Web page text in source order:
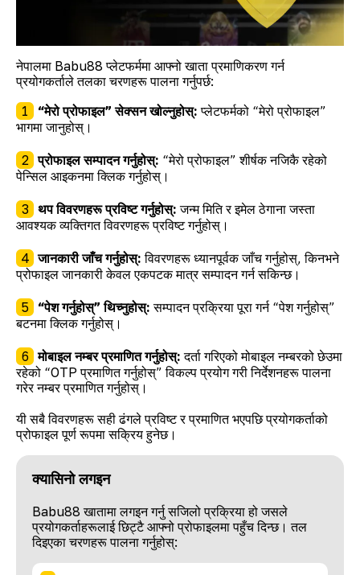
नेपालमा Babu88 प्लेटफर्ममा आफ्नो खाता प्रमाणिकरण गर्न
प्रयोगकर्ताले तलका चरणहरू पालना गर्नुपर्छ:
“मेरो प्रोफाइल” सेक्सन खोल्नुहोस्: प्लेटफर्मको “मेरो प्रोफाइल”
भागमा जानुहोस्।
प्रोफाइल सम्पादन गर्नुहोस्: “मेरो प्रोफाइल” शीर्षक नजिकै रहेको
पेन्सिल आइकनमा क्लिक गर्नुहोस्।
थप विवरणहरू प्रविष्ट गर्नुहोस्: जन्म मिति र इमेल ठेगाना जस्ता
आवश्यक व्यक्तिगत विवरणहरू प्रविष्ट गर्नुहोस्।
जानकारी जाँच गर्नुहोस्: विवरणहरू ध्यानपूर्वक जाँच गर्नुहोस्, किनभने
प्रोफाइल जानकारी केवल एकपटक मात्र सम्पादन गर्न सकिन्छ।
“पेश गर्नुहोस्” थिच्नुहोस्: सम्पादन प्रक्रिया पूरा गर्न “पेश गर्नुहोस्”
बटनमा क्लिक गर्नुहोस्।
मोबाइल नम्बर प्रमाणित गर्नुहोस्:दर्ता गरिएको मोबाइल नम्बरको छेउमा
रहेको “OTP प्रमाणित गर्नुहोस्” विकल्प प्रयोग गरी निर्देशनहरू पालना
गरेर नम्बर प्रमाणित गर्नुहोस्।
यी सबै विवरणहरू सही ढंगले प्रविष्ट र प्रमाणित भएपछि प्रयोगकर्ताको
प्रोफाइल पूर्ण रूपमा सक्रिय हुनेछ।
क्यासिनो लगइन
Babu88 खातामा लगइन गर्नु सजिलो प्रक्रिया हो जसले
प्रयोगकर्ताहरूलाई छिट्टै आफ्नो प्रोफाइलमा पहुँच दिन्छ। तल
दिइएका चरणहरू पालना गर्नुहोस्: